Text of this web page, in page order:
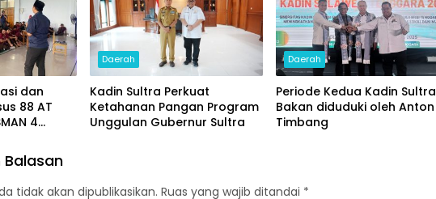
dan
88 AT
4
Daerah
Kadin Sultra Perkuat
Ketahanan Pangan Program
Unggulan Gubernur Sultra
Daerah
Periode Kedua Kadin Sultra
Bakan diduduki oleh Anton
Timbang
Balasan
tidak akan dipublikasikan. Ruas yang wajib ditandai *